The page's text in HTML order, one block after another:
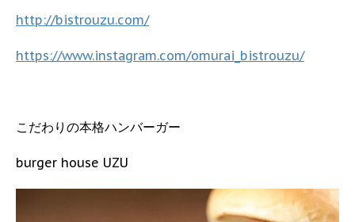
http://bistrouzu.com/
https://www.instagram.com/omurai_bistrouzu/
こだわりの本格ハンバーガー
burger house UZU